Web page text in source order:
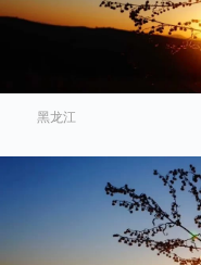
黑龙江